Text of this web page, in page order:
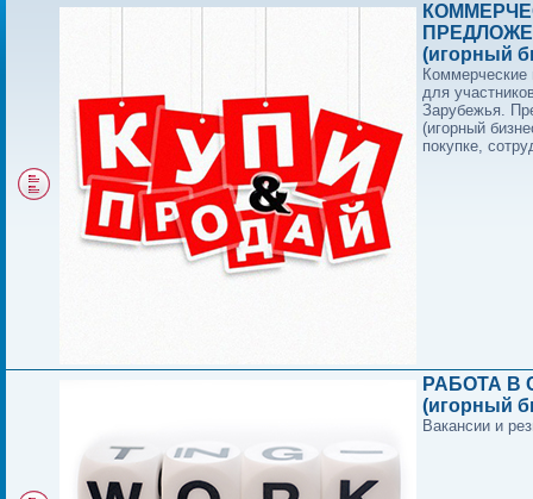
(игорный
для
Зарубежья.
(игорный
покупке,
РАБОТА В
(игорный
Вакансии и